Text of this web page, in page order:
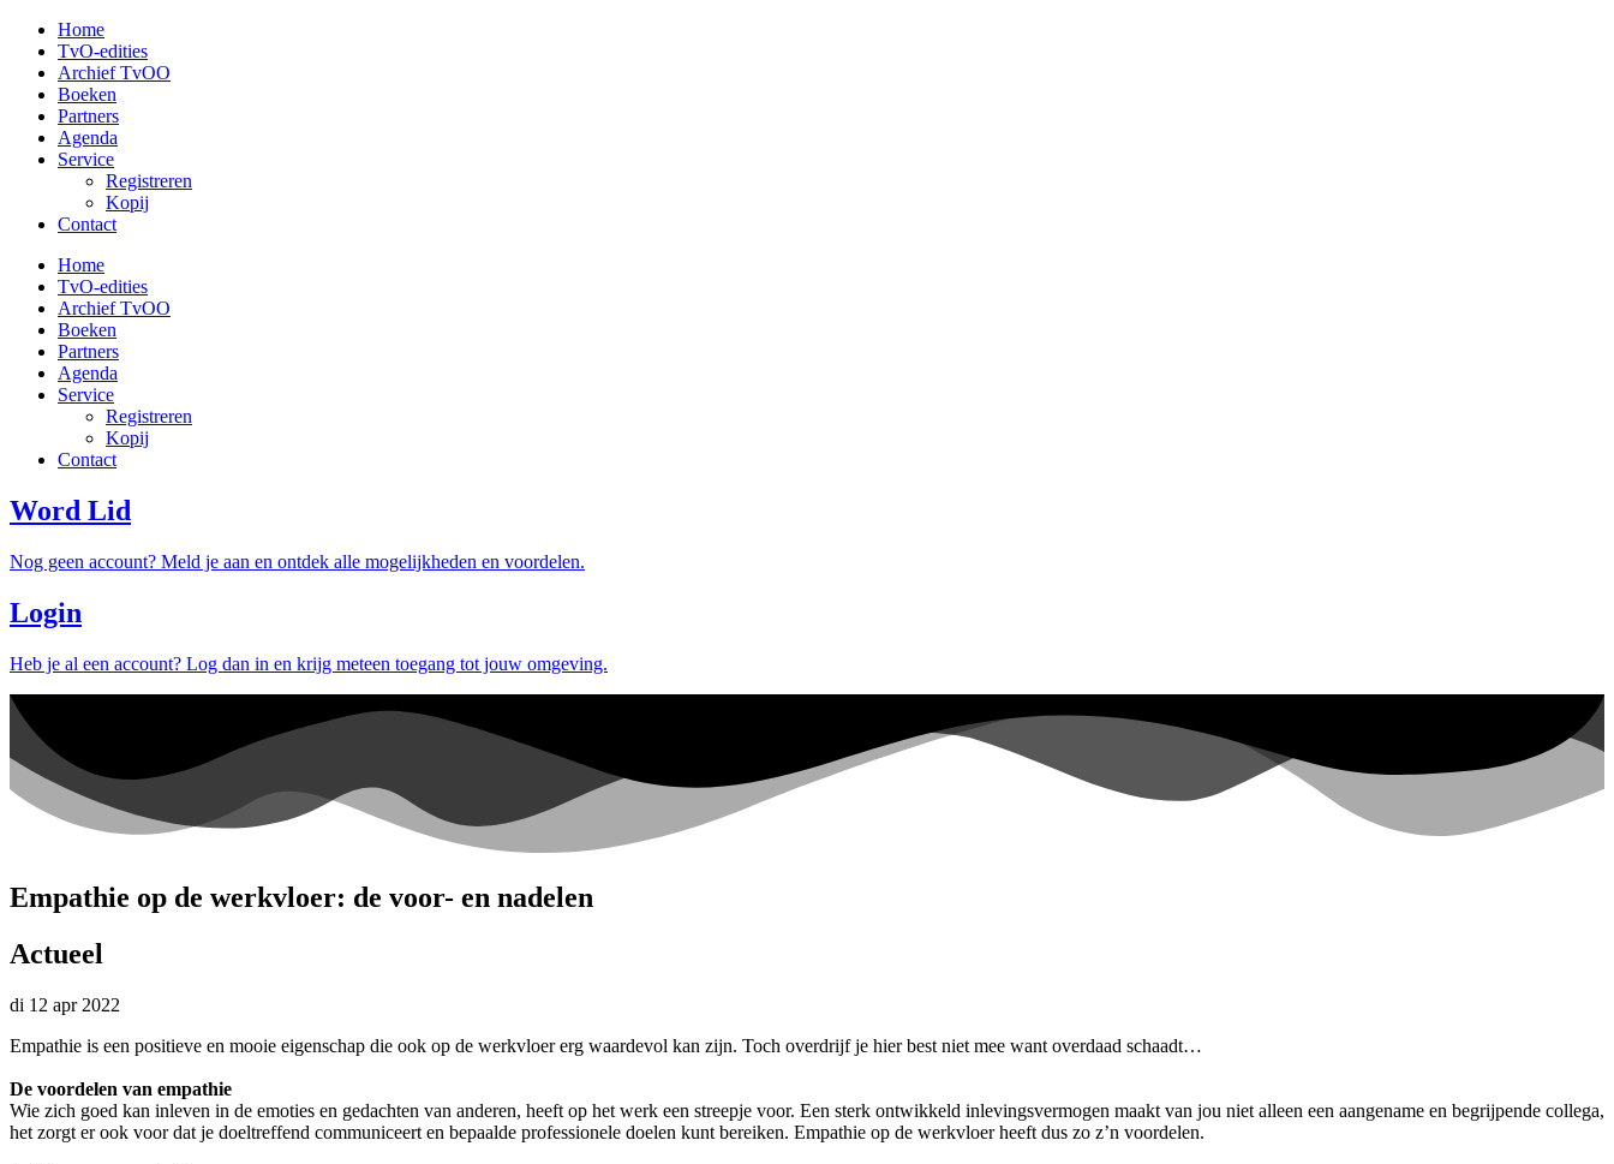
naar
inhoud
Home
TvO-edities
Archief TvOO
Boeken
Partners
Agenda
Service
Registreren
Kopij
Contact
Home
TvO-edities
Archief TvOO
Boeken
Partners
Agenda
Service
Registreren
Kopij
Contact
Word Lid
Nog geen account? Meld je aan en ontdek alle mogelijkheden en voordelen.
Login
Heb je al een account? Log dan in en krijg meteen toegang tot jouw omgeving.
Empathie op de werkvloer: de voor- en nadelen
Actueel
di 12 apr 2022
Empathie is een positieve en mooie eigenschap die ook op de werkvloer erg waardevol kan zijn. Toch overdrijf je hier best niet mee want overdaad schaadt…
De voordelen van empathie
Wie zich goed kan inleven in de emoties en gedachten van anderen, heeft op het werk een streepje voor. Een sterk ontwikkeld inlevingsvermogen maakt van jou niet alleen een aangename en begrijpende collega,
het zorgt er ook voor dat je doeltreffend communiceert en bepaalde professionele doelen kunt bereiken. Empathie op de werkvloer heeft dus zo z’n voordelen.